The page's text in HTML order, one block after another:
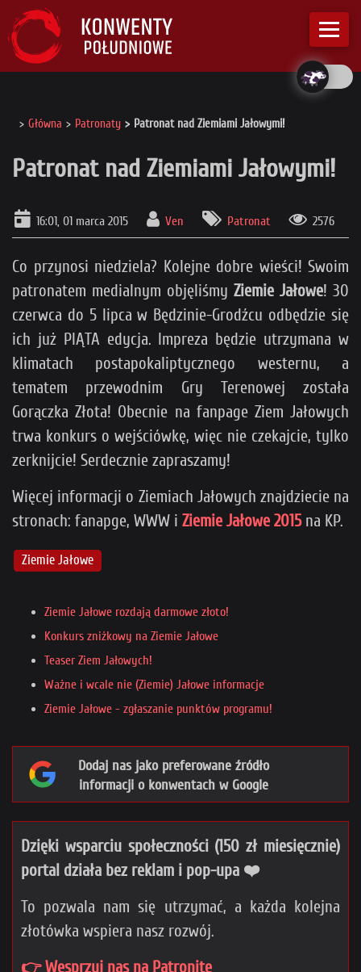
Główna Patronaty Patronat nad Ziemiami Jałowymi!
Patronat nad Ziemiami Jałowymi!
16:01, 01 marca 2015 Ven Patronat 2576
Co przynosi niedziela? Kolejne dobre wieści! Swoim
patronatem medialnym objęliśmy Ziemie Jałowe! 30
czerwca do 5 lipca w Będzinie-Grodźcu odbędzie się
ich już PIĄTA edycja. Impreza będzie utrzymana w
klimatach postapokaliptycznego westernu, a
tematem przewodnim Gry Terenowej została
Gorączka Złota! Obecnie na fanpage Ziem Jałowych
trwa konkurs o wejściówkę, więc nie czekajcie, tylko
zerknijcie! Serdecznie zapraszamy!
Więcej informacji o Ziemiach Jałowych znajdziecie na
stronach: fanapge, WWW i Ziemie Jałowe 2015na KP.
Ziemie Jałowe
Ziemie Jałowe rozdają darmowe złoto!
Konkurs zniżkowy na Ziemie Jałowe
Teaser Ziem Jałowych!
Ważne i wcale nie (Ziemie) Jałowe informacje
Ziemie Jałowe - zgłaszanie punktów programu!
Dodaj nas jako preferowane źródło
informacji o konwentach w Google
Dzięki wsparciu społeczności (150 zł miesięcznie)
portal działa bez reklam i pop-upa ❤️
To pozwala nam się utrzymać, a każda kolejna
złotówka wspiera nasz rozwój.
👉 Wesprzyj nas na Patronite